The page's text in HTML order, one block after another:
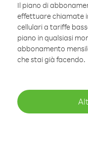
Il piano di
effettuare chiamate
cellulari a tariffe
piano in qualsiasi
abbonamento
che stai già facendo.